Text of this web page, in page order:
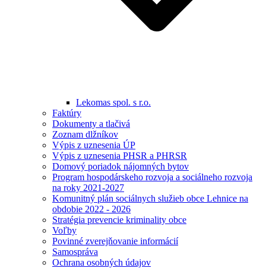
Lekomas spol. s r.o.
Faktúry
Dokumenty a tlačivá
Zoznam dlžníkov
Výpis z uznesenia ÚP
Výpis z uznesenia PHSR a PHRSR
Domový poriadok nájomných bytov
Program hospodárskeho rozvoja a sociálneho rozvoja
na roky 2021-2027
Komunitný plán sociálnych služieb obce Lehnice na
obdobie 2022 - 2026
Stratégia prevencie kriminality obce
Voľby
Povinné zverejňovanie informácií
Samospráva
Ochrana osobných údajov